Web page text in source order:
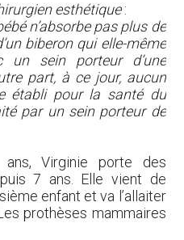
esthétique:
n’absorbe pas plus de
biberon qui elle-même
un sein porteur d’une
part, à ce jour, aucun
établi pour la santé du
par un sein porteur de
Virginie porte des
7 ans. Elle vient de
enfant et va l’allaiter
prothèses mammaires